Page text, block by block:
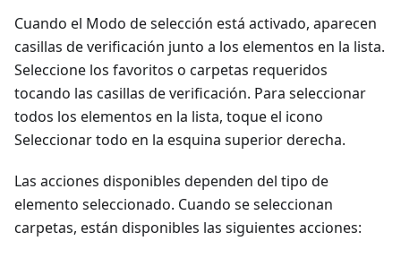
Cuando el Modo de selección está activado, aparecen
casillas de verificación junto a los elementos en la lista.
Seleccione los favoritos o carpetas requeridos
tocando las casillas de verificación. Para seleccionar
todos los elementos en la lista, toque el icono
Seleccionar todo en la esquina superior derecha.
Las acciones disponibles dependen del tipo de
elemento seleccionado. Cuando se seleccionan
carpetas, están disponibles las siguientes acciones: